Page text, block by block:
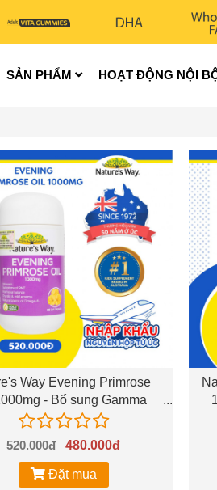
SẢN PHẨM HOẠT ĐỘNG NỘI
Way Evening Primrose
- Bổ sung Gamma
Acid (GLA) và tinh dầu
520.000đ480.000đ
Đặt mua